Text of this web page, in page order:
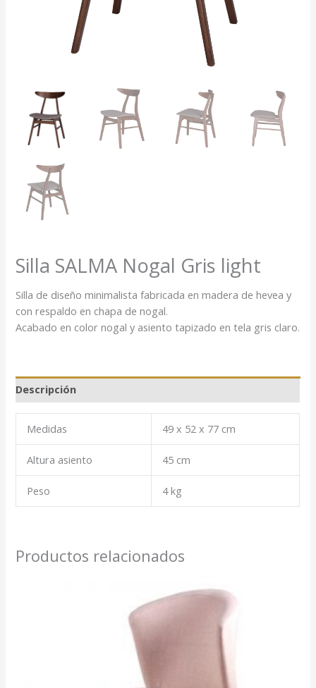
Silla SALMA Nogal Gris light
Silla de diseño minimalista fabricada en madera de hevea y
con respaldo en chapa de nogal.
Acabado en color nogal y asiento tapizado en tela gris claro.
Descripción
Medidas 49 x 52 x 77 cm
Altura asiento 45 cm
Peso 4 kg
Productos relacionados